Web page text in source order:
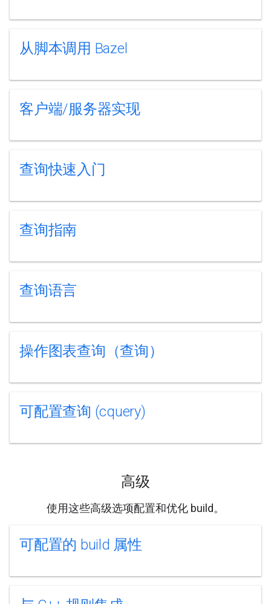
从脚本调用 Bazel
客户端/服务器实现
查询快速入门
查询指南
查询语言
操作图表查询（查询）
可配置查询 (cquery)
高级
使用这些高级选项配置和优化 build。
可配置的 build 属性